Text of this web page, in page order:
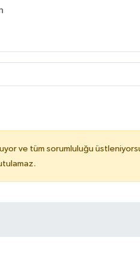
ve tüm sorumluluğu